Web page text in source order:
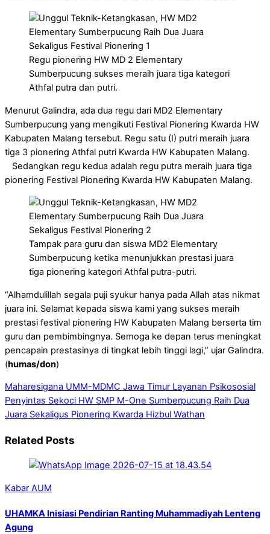
Regu pionering HW MD 2 Elementary
Sumberpucung sukses meraih juara tiga kategori
Athfal putra dan putri.
Menurut Galindra, ada dua regu dari MD2 Elementary
Sumberpucung yang mengikuti Festival Pionering Kwarda HW
Kabupaten Malang tersebut. Regu satu (I) putri meraih juara
tiga 3 pionering Athfal putri Kwarda HW Kabupaten Malang.
Sedangkan regu kedua adalah regu putra meraih juara tiga
pionering Festival Pionering Kwarda HW Kabupaten Malang.
Tampak para guru dan siswa MD2 Elementary
Sumberpucung ketika menunjukkan prestasi juara
tiga pionering kategori Athfal putra-putri.
“Alhamdulillah segala puji syukur hanya pada Allah atas nikmat
juara ini. Selamat kepada siswa kami yang sukses meraih
prestasi festival pionering HW Kabupaten Malang berserta tim
guru dan pembimbingnya. Semoga ke depan terus meningkat
pencapain prestasinya di tingkat lebih tinggi lagi,” ujar Galindra.
(humas/don)
Maharesigana UMM-MDMC Jawa Timur Layanan Psikososial
Penyintas Sekoci HW SMP M-One Sumberpucung Raih Dua
Juara Sekaligus Pionering Kwarda Hizbul Wathan
Related Posts
Kabar AUM
UHAMKA Inisiasi Pendirian Ranting Muhammadiyah Lenteng
Agung